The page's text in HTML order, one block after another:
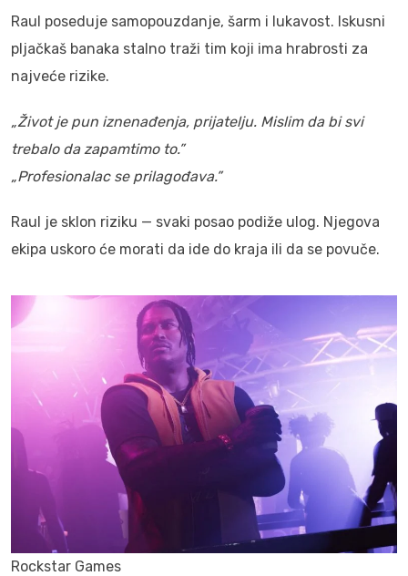
Raul poseduje samopouzdanje, šarm i lukavost. Iskusni
pljačkaš banaka stalno traži tim koji ima hrabrosti za
najveće rizike.
„Život je pun iznenađenja, prijatelju. Mislim da bi svi
trebalo da zapamtimo to.”
„Profesionalac se prilagođava.”
Raul je sklon riziku — svaki posao podiže ulog. Njegova
ekipa uskoro će morati da ide do kraja ili da se povuče.
Rockstar Games